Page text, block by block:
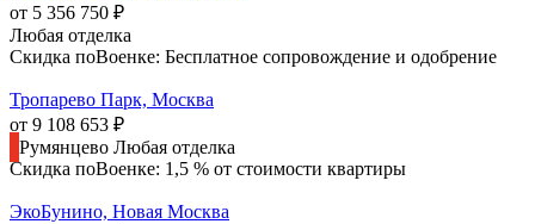
от 5 356 750 ₽
Любая отделка
Скидка поВоенке: Бесплатное сопровождение и одобрение
Тропарево Парк, Москва
от 9 108 653 ₽
Румянцево Любая отделка
Скидка поВоенке: 1,5 % от стоимости квартиры
ЭкоБунино, Новая Москва